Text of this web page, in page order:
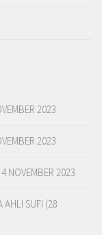
2023
2023
NOVEMBER 2023
AHLI SUFI (28